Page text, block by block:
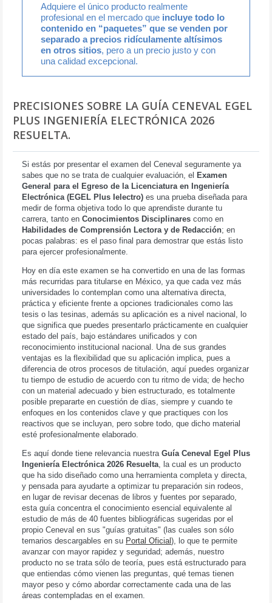
Adquiere el único producto realmente
profesional en el mercado que incluye todo lo
contenido en “paquetes” que se venden por
separado a precios ridículamente altísimos
en otros sitios, pero a un precio justo y con
una calidad excepcional.
PRECISIONES SOBRE LA GUÍA CENEVAL EGEL
PLUS INGENIERÍA ELECTRÓNICA 2026
RESUELTA.
Si estás por presentar el examen del Ceneval seguramente ya
sabes que no se trata de cualquier evaluación, el Examen
General para el Egreso de la Licenciatura en Ingeniería
Electrónica (EGEL Plus Ielectro) es una prueba diseñada para
medir de forma objetiva todo lo que aprendiste durante tu
carrera, tanto en Conocimientos Disciplinares como en
Habilidades de Comprensión Lectora y de Redacción; en
pocas palabras: es el paso final para demostrar que estás listo
para ejercer profesionalmente.
Hoy en día este examen se ha convertido en una de las formas
más recurridas para titularse en México, ya que cada vez más
universidades lo contemplan como una alternativa directa,
práctica y eficiente frente a opciones tradicionales como las
tesis o las tesinas, además su aplicación es a nivel nacional, lo
que significa que puedes presentarlo prácticamente en cualquier
estado del país, bajo estándares unificados y con
reconocimiento institucional nacional. Una de sus grandes
ventajas es la flexibilidad que su aplicación implica, pues a
diferencia de otros procesos de titulación, aquí puedes organizar
tu tiempo de estudio de acuerdo con tu ritmo de vida; de hecho
con un material adecuado y bien estructurado, es totalmente
posible prepararte en cuestión de días, siempre y cuando te
enfoques en los contenidos clave y que practiques con los
reactivos que se incluyan, pero sobre todo, que dicho material
esté profesionalmente elaborado.
Es aquí donde tiene relevancia nuestra Guía Ceneval Egel Plus
Ingeniería Electrónica 2026 Resuelta , la cual es un producto
que ha sido diseñado como una herramienta completa y directa,
y pensada para ayudarte a optimizar tu preparación sin rodeos,
en lugar de revisar decenas de libros y fuentes por separado,
esta guía concentra el conocimiento esencial equivalente al
estudio de más de 40 fuentes bibliográficas sugeridas por el
propio Ceneval en sus "guías gratuitas" (las cuales son sólo
temarios descargables en su Portal Oficial), lo que te permite
avanzar con mayor rapidez y seguridad; además, nuestro
producto no se trata sólo de teoría, pues está estructurado para
que entiendas cómo vienen las preguntas, qué temas tienen
mayor peso y cómo abordar correctamente cada una de las
áreas contempladas en el examen.